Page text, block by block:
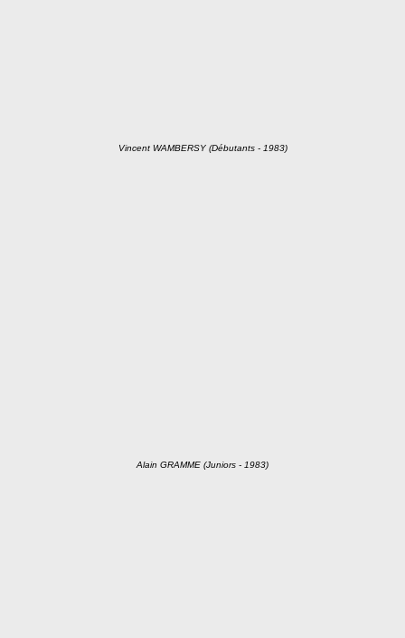
Vincent WAMBERSY (Débutants - 1983)
Alain GRAMME (Juniors - 1983)